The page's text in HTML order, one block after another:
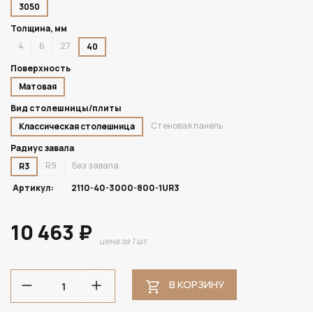
3050
Толщина, мм
4
6 27
40
Поверхность
Матовая
Вид столешницы/плиты
Классическая столешница
Стеновая панель
Радиус завала
R3
R9
Без завала
Артикул:
2110-40-3000-800-1UR3
10 463 ₽ цена за 1 шт
В КОРЗИНУ